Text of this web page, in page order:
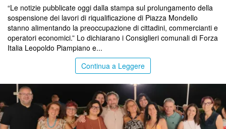
“Le notizie pubblicate oggi dalla stampa sul prolungamento della
sospensione dei lavori di riqualificazione di Piazza Mondello
stanno alimentando la preoccupazione di cittadini, commercianti e
operatori economici.” Lo dichiarano i Consiglieri comunali di Forza
Italia Leopoldo Piampiano e...
Continua a Leggere